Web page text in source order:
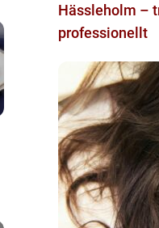
Hässleholm –
professionellt